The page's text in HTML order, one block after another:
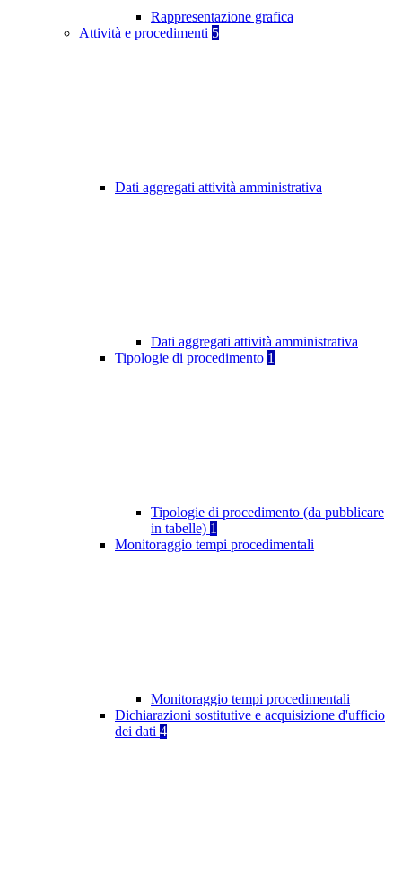
Rappresentazione grafica
Attività e procedimenti 5
Dati aggregati attività amministrativa
Dati aggregati attività amministrativa
Tipologie di procedimento 1
Tipologie di procedimento (da pubblicare
in tabelle) 1
Monitoraggio tempi procedimentali
Monitoraggio tempi procedimentali
Dichiarazioni sostitutive e acquisizione d'ufficio
dei dati 4